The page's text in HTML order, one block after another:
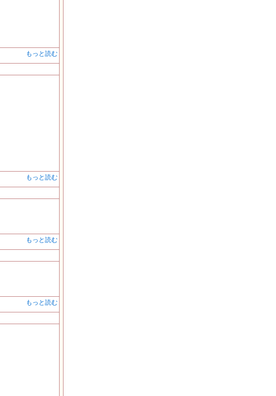
もっと読む
もっと読む
もっと読む
もっと読む